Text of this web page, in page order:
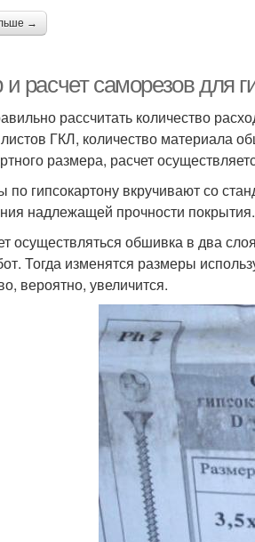
→
расчет саморезов для
рассчитать количество
ГКЛ, количество материала
размера, расчет
гипсокартону вкручивают со
надлежащей прочности покрытия.
осуществляться обшивка в два
Тогда изменятся размеры
вероятно, увеличится.